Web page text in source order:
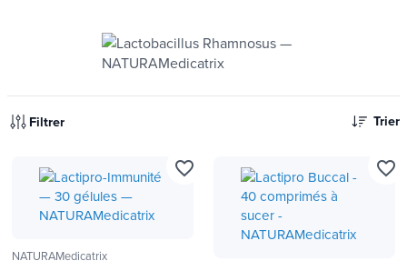
Filtrer Trier
NATURAMedicatrix
favorite_border favorite_border